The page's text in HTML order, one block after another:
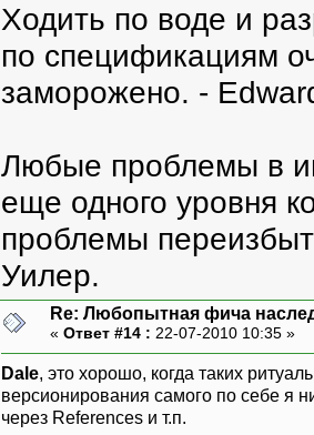
Ходить по воде и
по спецификациям
заморожено. -
Любые проблемы в
еще одного уровня
проблемы
Уилер.
Re: Любопытная фича
« Ответ #14 : 22-07-2010 10:35 »
Dale, это хорошо, когда таких
версионирования самого по себе я
через References и т.п.